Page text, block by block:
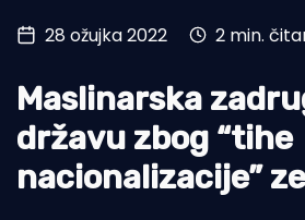
Ribolov
Tradicija i kultura
28 ožujka 2022 2 min.
Maslinarska
državu zbog “tihe
nacionalizacije”